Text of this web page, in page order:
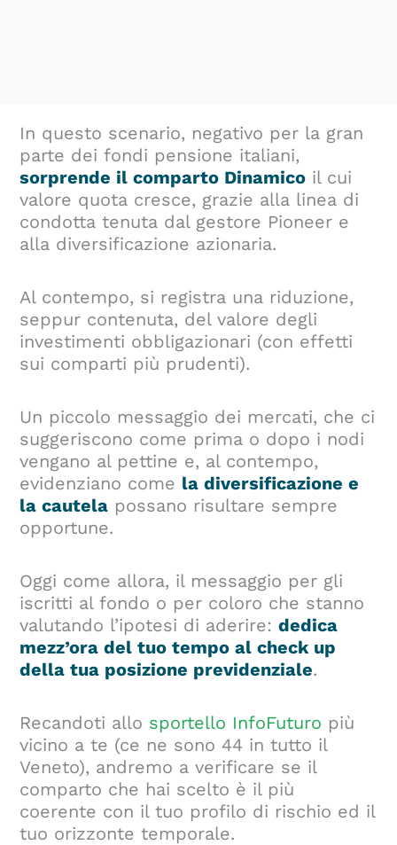
In questo scenario, negativo per la gran
parte dei fondi pensione italiani,
sorprende il comparto Dinamico il cui
valore quota cresce, grazie alla linea di
condotta tenuta dal gestore Pioneer e
alla diversificazione azionaria.
Al contempo, si registra una riduzione,
seppur contenuta, del valore degli
investimenti obbligazionari (con effetti
sui comparti più prudenti).
Un piccolo messaggio dei mercati, che ci
suggeriscono come prima o dopo i nodi
vengano al pettine e, al contempo,
evidenziano come la diversificazione e
la cautela possano risultare sempre
opportune.
Oggi come allora, il messaggio per gli
iscritti al fondo o per coloro che stanno
valutando l’ipotesi di aderire:dedica
mezz’ora del tuo tempo al check up
della tua posizione previdenziale.
Recandoti allo sportello InfoFuturo più
vicino a te (ce ne sono 44 in tutto il
Veneto), andremo a verificare se il
comparto che hai scelto è il più
coerente con il tuo profilo di rischio ed il
tuo orizzonte temporale.